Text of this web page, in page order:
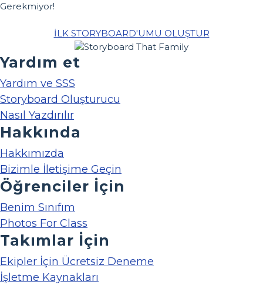
Gerekmiyor!
İLK STORYBOARD'UMU OLUŞTUR
Yardım et
Yardım ve SSS
Storyboard Oluşturucu
Nasıl Yazdırılır
Hakkında
Hakkımızda
Bizimle İletişime Geçin
Öğrenciler İçin
Benim Sınıfım
Photos For Class
Takımlar İçin
Ekipler İçin Ücretsiz Deneme
İşletme Kaynakları